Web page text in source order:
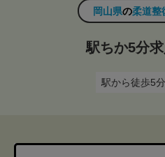
岡山県の柔道整
駅ちか5分
駅から徒歩5